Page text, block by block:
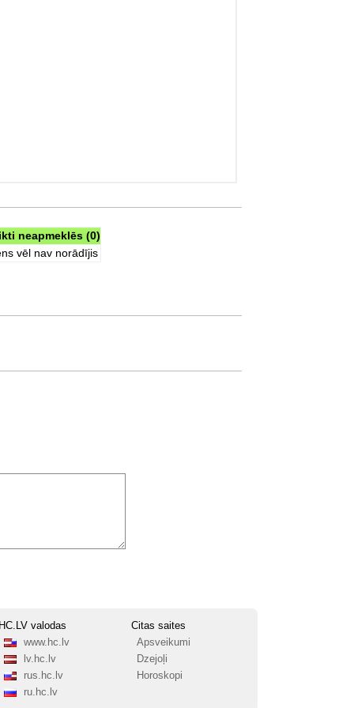
neapmeklēs (0)
vēl nav norādījis
HC.LV valodas
www.hc.lv
lv.hc.lv
rus.hc.lv
ru.hc.lv
Citas saites
Apsveikumi
Dzejoļi
Horoskopi